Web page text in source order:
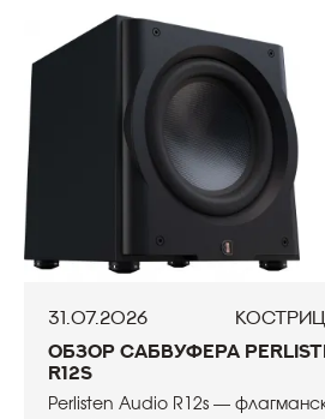
31.07.2026
Обзор сабвуфера
R12s
Perlisten Audio R12s —